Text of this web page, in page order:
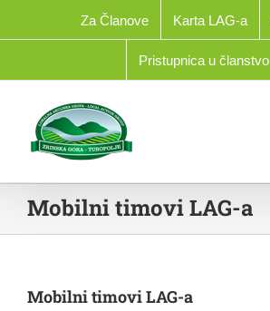
content
Za Članove Karta LAG-a
Pristupnica u članstvo
Mobilni timovi LAG-a
Mobilni timovi LAG-a